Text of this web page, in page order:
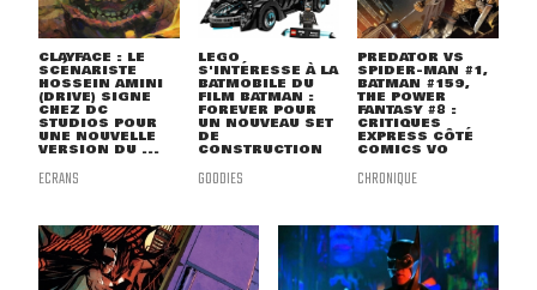
CLAYFACE : LE
SCÉNARISTE
HOSSEIN AMINI
(DRIVE) SIGNE
CHEZ DC
STUDIOS POUR
UNE NOUVELLE
VERSION DU ...
ECRANS
LEGO
S'INTÉRESSE À LA
BATMOBILE DU
FILM BATMAN :
FOREVER POUR
UN NOUVEAU SET
DE
CONSTRUCTION
GOODIES
PREDATOR VS
SPIDER-MAN #1,
BATMAN #159,
THE POWER
FANTASY #8 :
CRITIQUES
EXPRESS CÔTÉ
COMICS VO
CHRONIQUE